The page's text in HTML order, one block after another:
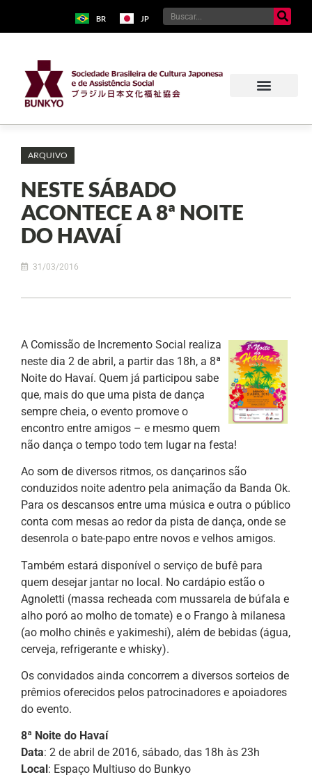
BR JP
ARQUIVO
NESTE SÁBADO
ACONTECE A 8ª NOITE
DO HAVAÍ
31/03/2016
A Comissão de Incremento Social realiza
neste dia 2 de abril, a partir das 18h, a 8ª
Noite do Havaí. Quem já participou sabe
que, mais do que uma pista de dança
sempre cheia, o evento promove o
encontro entre amigos – e mesmo quem
não dança o tempo todo tem lugar na festa!
Ao som de diversos ritmos, os dançarinos são
conduzidos noite adentro pela animação da Banda Ok.
Para os descansos entre uma música e outra o público
conta com mesas ao redor da pista de dança, onde se
desenrola o bate-papo entre novos e velhos amigos.
Também estará disponível o serviço de bufê para
quem desejar jantar no local. No cardápio estão o
Agnoletti (massa recheada com mussarela de búfala e
alho poró ao molho de tomate) e o Frango à milanesa
(ao molho chinês e yakimeshi), além de bebidas (água,
cerveja, refrigerante e whisky).
Os convidados ainda concorrem a diversos sorteios de
prêmios oferecidos pelos patrocinadores e apoiadores
do evento.
8ª Noite do Havaí
Data: 2 de abril de 2016, sábado, das 18h às 23h
Local : Espaço Multiuso do Bunkyo